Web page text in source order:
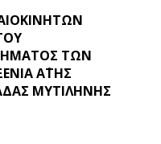
ΤΩΝ
Α΄ΤΗΣ
ΜΥΤΙΛΗΝΗΣ